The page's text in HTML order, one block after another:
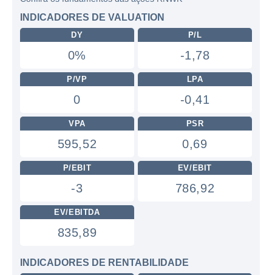
INDICADORES DE VALUATION
DY
0%
P/L
-1,78
P/VP
0
LPA
-0,41
VPA
595,52
PSR
0,69
P/EBIT
-3
EV/EBIT
786,92
EV/EBITDA
835,89
INDICADORES DE RENTABILIDADE